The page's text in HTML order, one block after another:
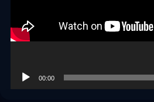
00:00